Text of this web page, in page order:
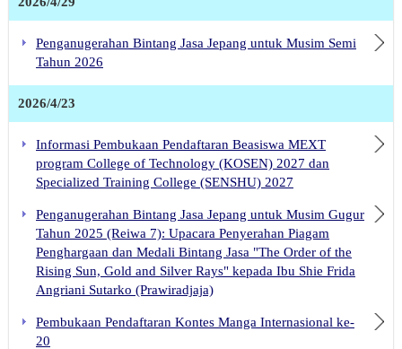
Penganugerahan Bintang Jasa Jepang untuk Musim Semi
Tahun 2026
2026/4/23
Informasi Pembukaan Pendaftaran Beasiswa MEXT
program College of Technology (KOSEN) 2027 dan
Specialized Training College (SENSHU) 2027
Penganugerahan Bintang Jasa Jepang untuk Musim Gugur
Tahun 2025 (Reiwa 7): Upacara Penyerahan Piagam
Penghargaan dan Medali Bintang Jasa "The Order of the
Rising Sun, Gold and Silver Rays" kepada Ibu Shie Frida
Angriani Sutarko (Prawiradjaja)
Pembukaan Pendaftaran Kontes Manga Internasional ke-
20